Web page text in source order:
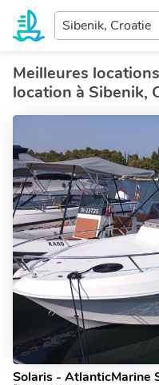
Entrez
votre
de
rēve...
Meilleures
location à Sibenik,
Solaris - AtlanticMarine